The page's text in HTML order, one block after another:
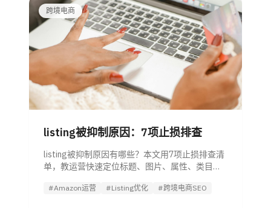
跨境电商
listing被抑制原因：7项止损排查
listing被抑制原因有哪些？本文用7项止损排查清
单，教运营快速定位标题、图片、属性、类目、
#Amazon运营 #Listing优化 #跨境电商SEO